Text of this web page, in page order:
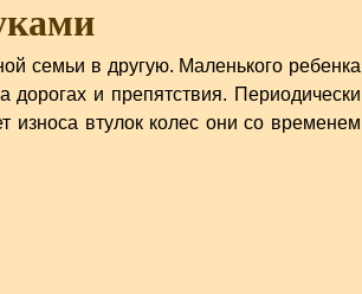
семьи в другую. Маленького ребенка
и препятствия. Периодически
износа втулок колес они со временем